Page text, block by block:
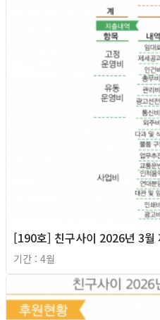
[190호] 친구사이 2026년 3월
기간 : 4월